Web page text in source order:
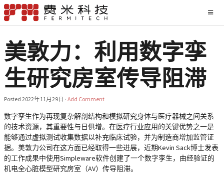
美敦力：利用数字孪
生研究房室传导阻滞
Posted 2022年11月29日 · Add Comment
数字孪生作为再现复杂解剖结构和模拟研究身体与医疗器械之间关系
的技术资源，其重要性与日俱增。在医疗行业应用的关键优势之一是
能够通过虚拟测试收集数据以补充临床试验，并为制造商增加监管证
据。美敦力公司在这方面已经取得一些进展，近期Kevin Sack博士发表
的工作成果中使用Simpleware软件创建了一个数字孪生，由经验证的
机电全心脏模型研究房室（AV）传导阻滞。